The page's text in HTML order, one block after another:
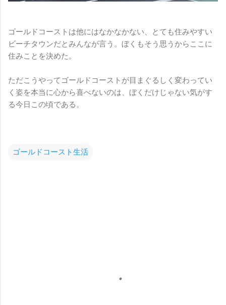
ゴールドコーストは他にはなかなかない、とても住みやすい
ビーチタウンだとみんなが言う。ぼくもそう思うからここに
住みことを決めた。
ただこうやってゴールドコーストが目まぐるしく変わってい
く姿を本当に心から喜べないのは、ぼくだけじゃない気がす
る今日この頃である。
ゴールドコースト生活